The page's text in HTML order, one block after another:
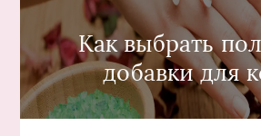
Как выбрать
добавки для